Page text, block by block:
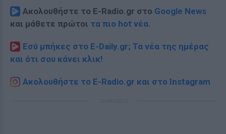
Ακολουθήστε το E-Radio.gr στο Google News
και μάθετε πρώτοι τα πιο hot νέα.
Εσύ μπήκες στο E-Daily.gr; Τα νέα της ημέρας
και ότι σου κάνει κλικ!
Ακολουθήστε το E-Radio.gr και στο Instagram